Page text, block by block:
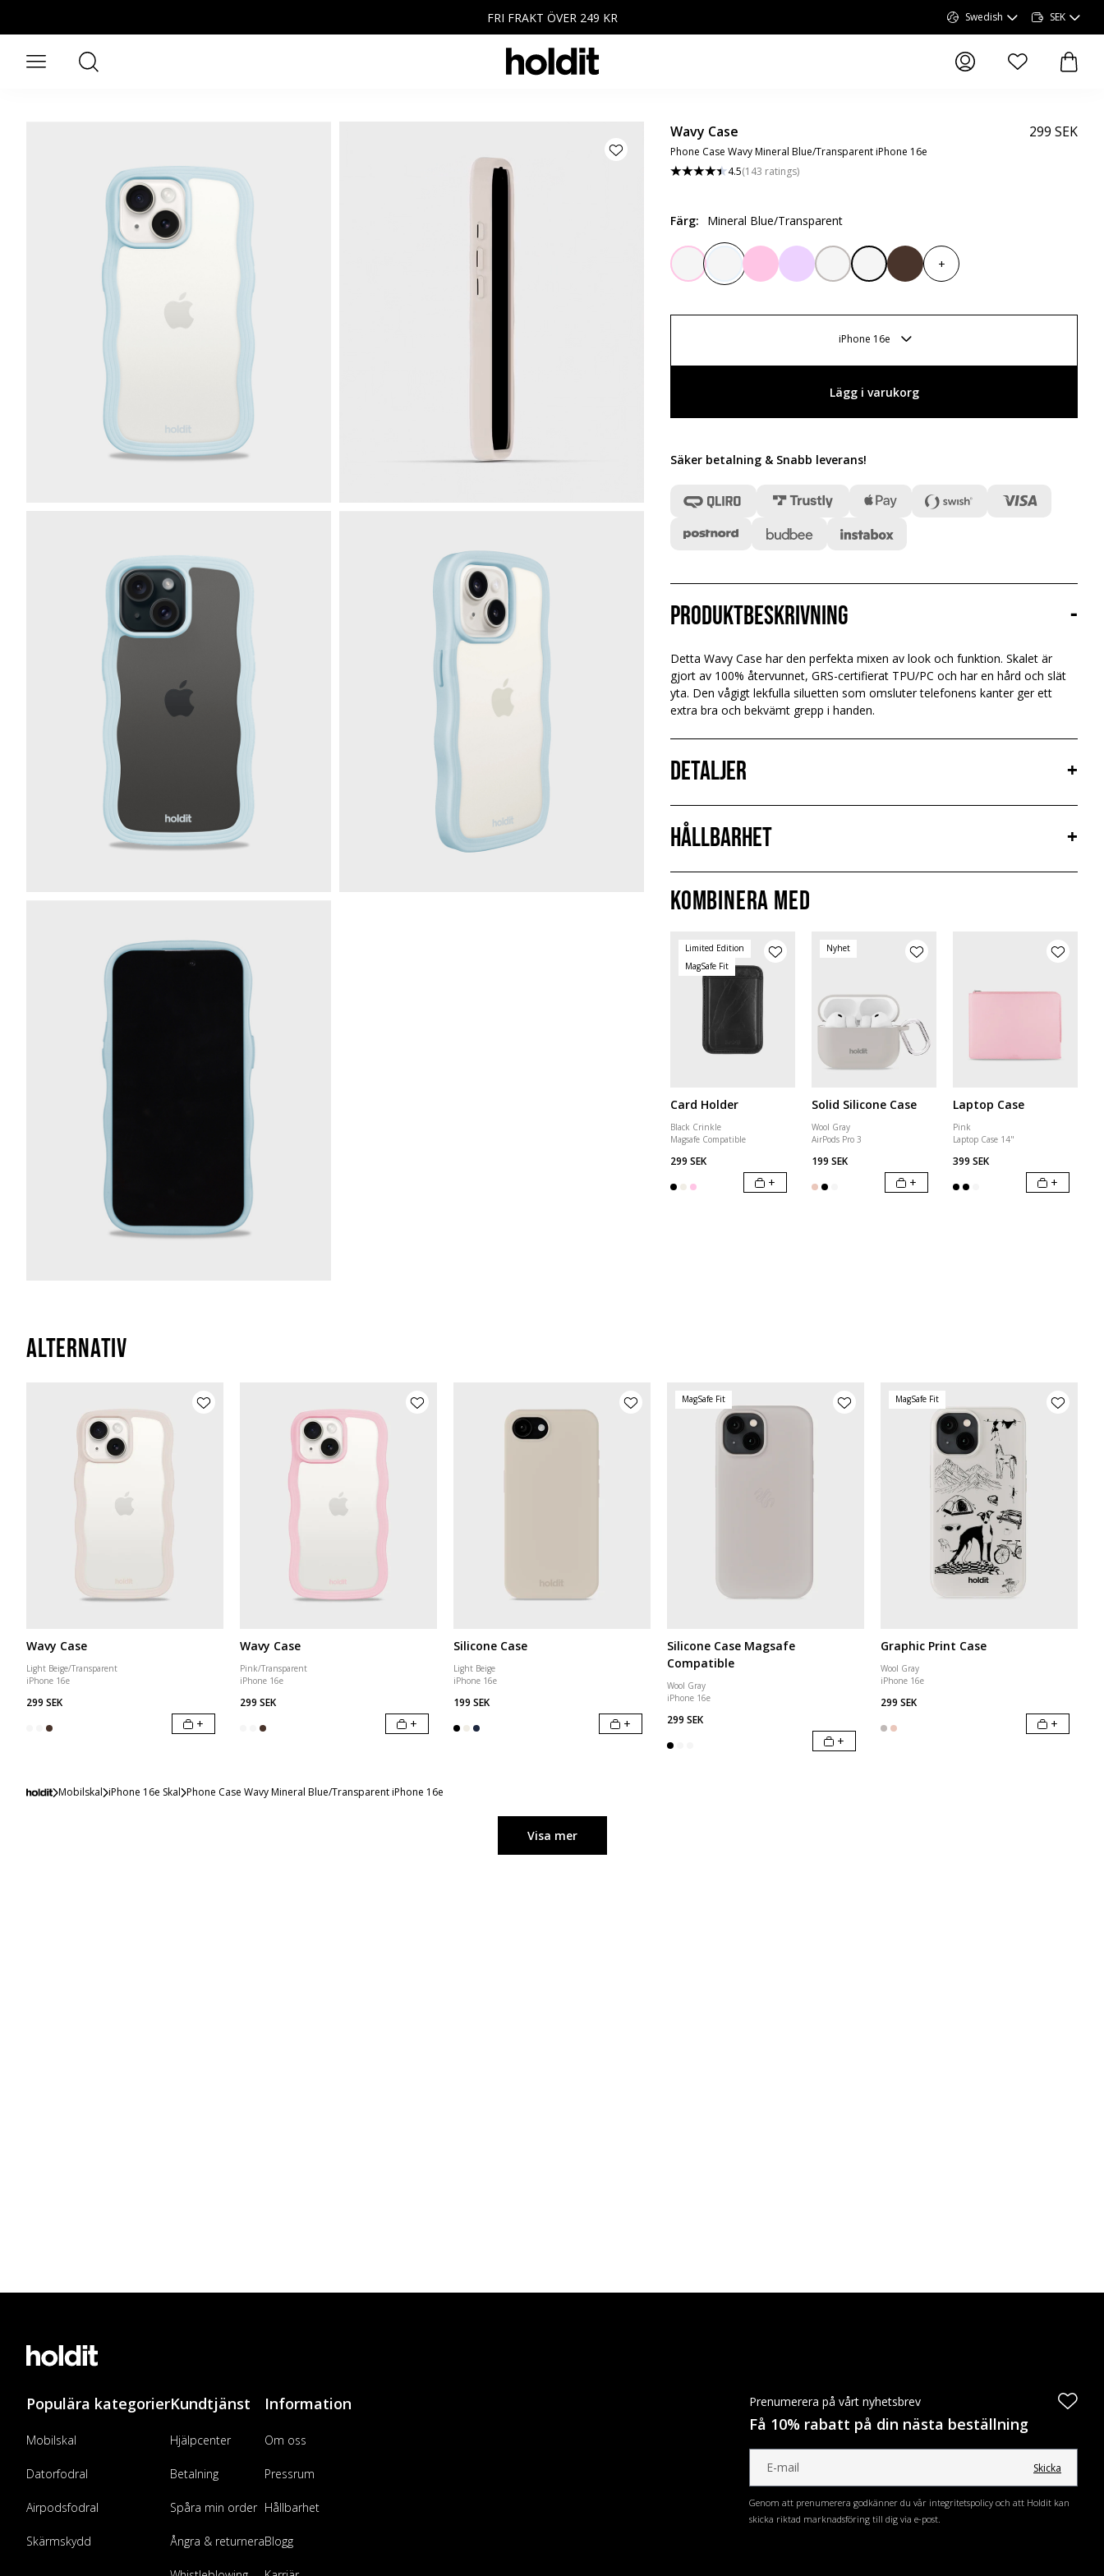
FRI FRAKT ÖVER 249 KR Swedish SEK
Öppna menySök
produkter i
Wavy Case
Phone Case Wavy Mineral Blue/Transparent iPhone 16e
4.5(143 ratings)
299 SEK
Färg: Mineral Blue/Transparent
+
iPhone 16e
Lägg i varukorg
Säker betalning & Snabb leverans!
Produktbeskrivning -
Detta Wavy Case har den perfekta mixen av look och funktion. Skalet är
gjort av 100% återvunnet, GRS-certifierat TPU/PC och har en hård och slät
yta. Den vågigt lekfulla siluetten som omsluter telefonens kanter ger ett
extra bra och bekvämt grepp i handen.
Detaljer +
Hållbarhet
+
Kombinera med
Limited Edition
MagSafe Fit
Card Holder
Black Crinkle
Magsafe Compatible
299 SEK
+
Nyhet
Solid Silicone Case
Wool Gray
AirPods Pro 3
199 SEK
+
Laptop Case
Pink
Laptop Case 14"
399 SEK
+
Alternativ
Wavy Case
Light Beige/Transparent
iPhone 16e
299 SEK
+
Wavy Case
Pink/Transparent
iPhone 16e
299 SEK
+
Silicone Case
Light Beige
iPhone 16e
199 SEK
+
MagSafe Fit
Silicone Case Magsafe
Compatible
Wool Gray
iPhone 16e
299 SEK
+
MagSafe Fit
Graphic Print Case
Wool Gray
iPhone 16e
299 SEK
+
Mobilskal iPhone 16e Skal Phone Case Wavy Mineral Blue/Transparent iPhone 16e
Visa mer
Populära kategorier
Mobilskal
Datorfodral
Airpodsfodral
Skärmskydd
Kundtjänst
Hjälpcenter
Betalning
Spåra min order
Ångra & returnera
Information
Om oss
Pressrum
Hållbarhet
Blogg
Prenumerera på vårt nyhetsbrev
Få 10% rabatt på din nästa beställning
Skicka
Genom att prenumerera godkänner du vår integritetspolicy och att Holdit kan
skicka riktad marknadsföring till dig via e-post.